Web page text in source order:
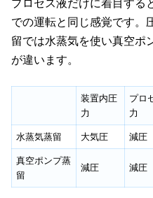
プロセス液だけに着目する
での運転と同じ感覚です。
留では水蒸気を使い真空ポ
が違います。
装置内圧
力
プロ
力
水蒸気蒸留 大気圧 減圧
真空ポンプ蒸
留
減圧 減圧